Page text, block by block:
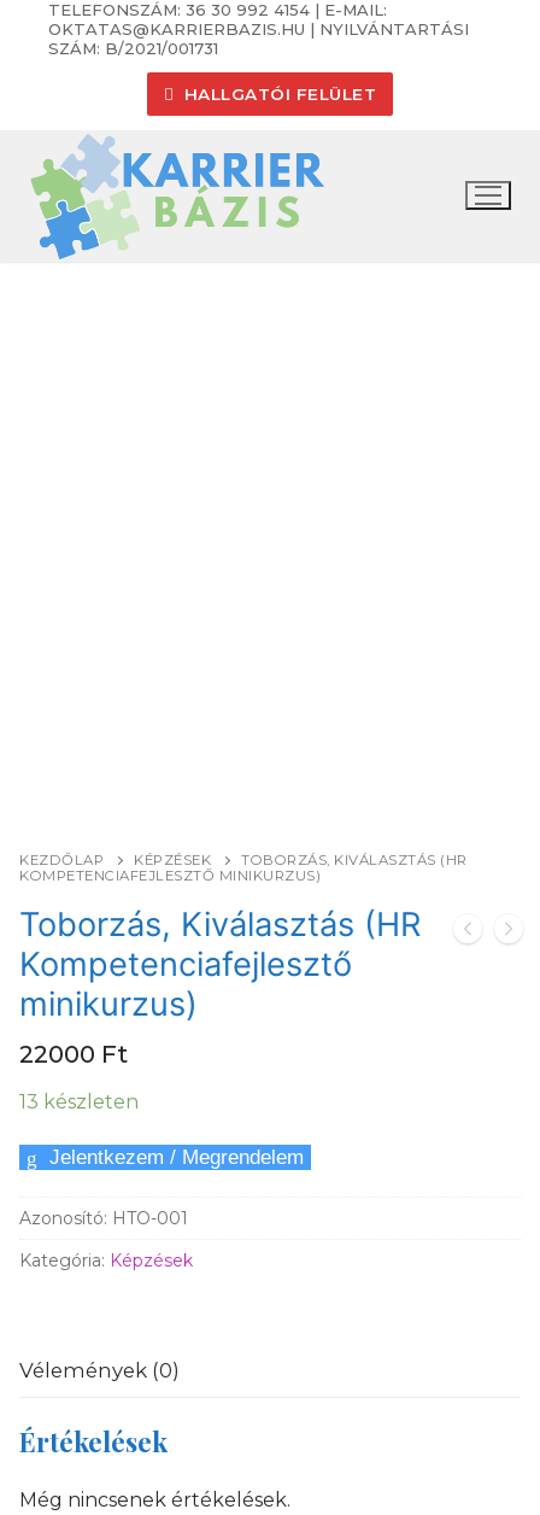
UgrásTELEFONSZÁM: 36 30 992 4154 | E-MAIL:
OKTATAS@KARRIERBAZIS.HU | NYILVÁNTARTÁSI
SZÁM: B/2021/001731
HALLGATÓI FELÜLET
KEZDŐLAP KÉPZÉSEK
TOBORZÁS, KIVÁLASZTÁS (HR
KOMPETENCIAFEJLESZTŐ MINIKURZUS)
Toborzás, Kiválasztás (HR
Kompetenciafejlesztő
minikurzus)
22000 Ft
13 készleten
Toborzás,
(HR
Kompetenciafejlesztő
Jelentkezem / Megrendelem
Azonosító: HTO-001
Kategória: Képzések
Vélemények (0)
Értékelések
Még nincsenek értékelések.